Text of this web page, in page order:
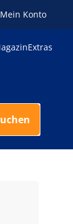
Mein Konto
Extras